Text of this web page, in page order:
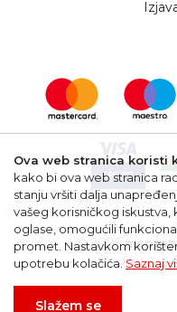
© 2026
Hosted &
Ova web stranica koristi
kako bi ova web stranica
stanju vršiti dalja
vašeg korisničkog iskustva,
oglase, omogućili
promet. Nastavkom
upotrebu kolačića. Saznaj
Slažem se